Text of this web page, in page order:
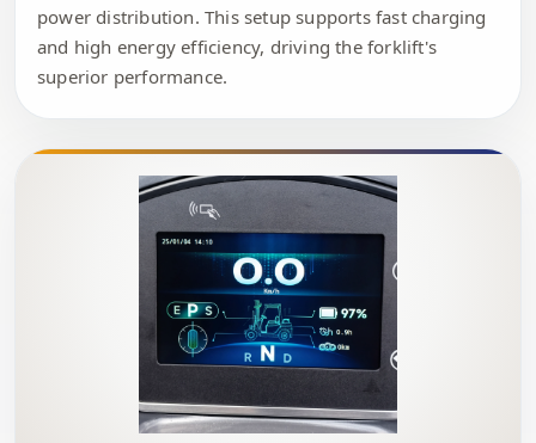
power distribution. This setup supports fast charging
and high energy efficiency, driving the forklift's
superior performance.